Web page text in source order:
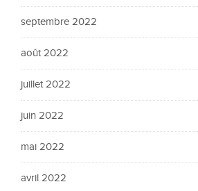
septembre 2022
août 2022
juillet 2022
juin 2022
mai 2022
avril 2022